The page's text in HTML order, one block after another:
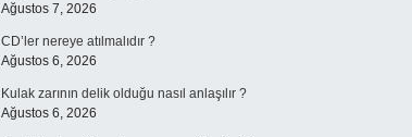
Ağustos 7, 2026
CD’ler nereye atılmalıdır ?
Ağustos 6, 2026
Kulak zarının delik olduğu nasıl anlaşılır ?
Ağustos 6, 2026